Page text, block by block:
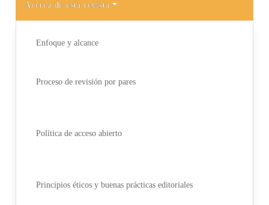
Acerca de esta revista
Enfoque y alcance
Proceso de revisión por pares
Política de acceso abierto
Principios éticos y buenas prácticas editoriales